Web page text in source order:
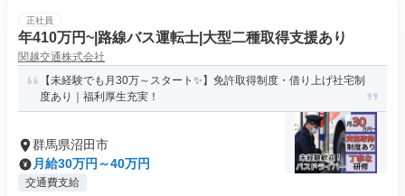
正社員
年410万円~|路線バス運転士|大型二種取得支援あり
関越交通株式会社
【未経験でも月30万～スタート✨】免許取得制度・借り上げ社宅制
度あり｜福利厚生充実！
群馬県沼田市
月給30万円～40万円
交通費支給